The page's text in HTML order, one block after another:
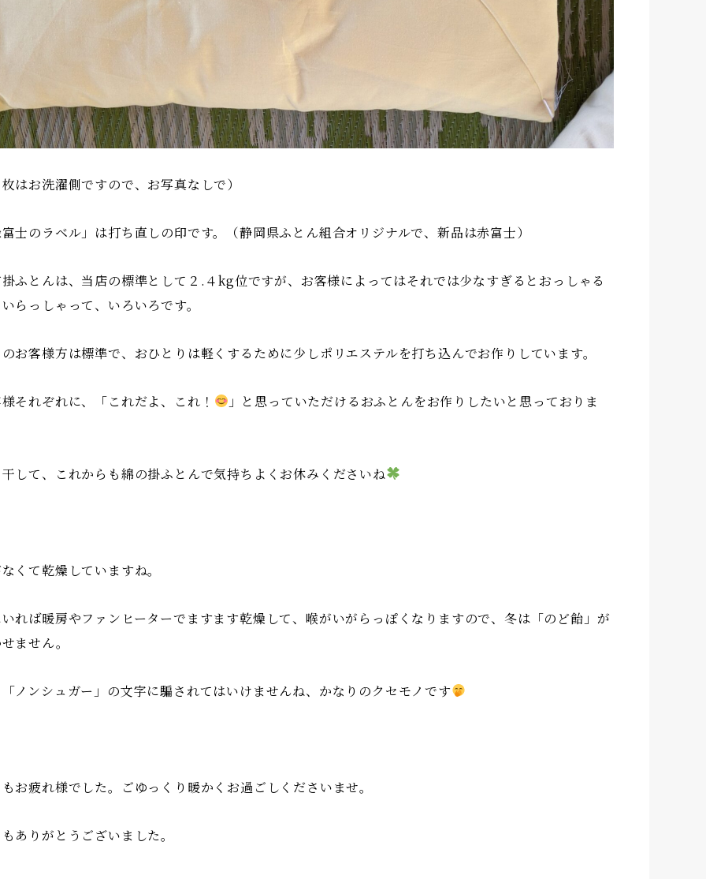
はお洗濯側ですので、お写真なしで）
士のラベル」は打ち直しの印です。（静岡県ふとん組合オリジナルで、新品は赤富士）
ふとんは、当店の標準として２.４kg位ですが、お客様によってはそれでは少なすぎるとおっしゃる
らっしゃって、いろいろです。
お客様方は標準で、おひとりは軽くするために少しポリエステルを打ち込んでお作りしています。
それぞれに、「これだよ、これ！
」と思っていただけるおふとんをお作りしたいと思っておりま
して、これからも綿の掛ふとんで気持ちよくお休みくださいね
くて乾燥していますね。
れば暖房やファンヒーターでますます乾燥して、喉がいがらっぽくなりますので、冬は「のど飴」が
ません。
ノンシュガー」の文字に騙されてはいけませんね、かなりのクセモノです
お疲れ様でした。ごゆっくり暖かくお過ごしくださいませ。
ありがとうございました。